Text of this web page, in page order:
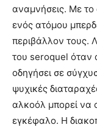
αναμνήσεις. Με
ενός ατόμου
περιβάλλον τους.
του seroquel όταν
οδηγήσει σε
ψυχικές
αλκοόλ μπορεί να
εγκέφαλο. Η